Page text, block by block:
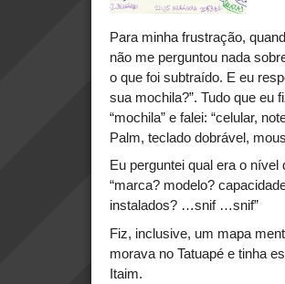
Para minha frustração,
não me perguntou nada
o que foi subtraído. E eu
sua mochila?”. Tudo que eu
“mochila” e falei: “celular,
Palm, teclado dobrável,
Eu perguntei qual era o
“marca? modelo?
instalados? …snif …snif”
Fiz, inclusive, um mapa
morava no Tatuapé e tinha
Itaim.